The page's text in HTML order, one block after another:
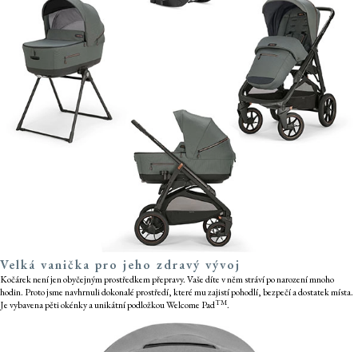
Velká vanička pro jeho zdravý vývoj
Kočárek není jen obyčejným prostředkem přepravy. Vaše díte v něm stráví po narození mnoho
hodin. Proto jsme navhrnuli dokonalé prostředí, které mu zajistí pohodlí, bezpečí a dostatek místa.
Je vybavena pěti okénky a unikátní podložkou Welcome PadTM.